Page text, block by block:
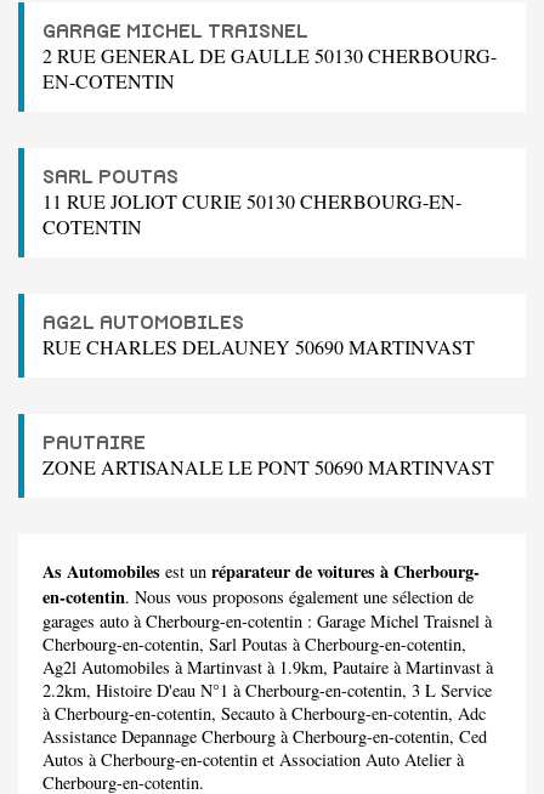
GARAGE MICHEL TRAISNEL
2 RUE GENERAL DE GAULLE 50130 CHERBOURG-
EN-COTENTIN
SARL POUTAS
11 RUE JOLIOT CURIE 50130 CHERBOURG-EN-
COTENTIN
AG2L AUTOMOBILES
RUE CHARLES DELAUNEY 50690 MARTINVAST
PAUTAIRE
ZONE ARTISANALE LE PONT 50690 MARTINVAST
As Automobiles est un réparateur de voitures à Cherbourg-
en-cotentin. Nous vous proposons également une sélection de
garages auto à Cherbourg-en-cotentin : Garage Michel Traisnel à
Cherbourg-en-cotentin, Sarl Poutas à Cherbourg-en-cotentin,
Ag2l Automobiles à Martinvast à 1.9km, Pautaire à Martinvast à
2.2km, Histoire D'eau N°1 à Cherbourg-en-cotentin, 3 L Service
à Cherbourg-en-cotentin, Secauto à Cherbourg-en-cotentin, Adc
Assistance Depannage Cherbourg à Cherbourg-en-cotentin, Ced
Autos à Cherbourg-en-cotentin et Association Auto Atelier à
Cherbourg-en-cotentin.